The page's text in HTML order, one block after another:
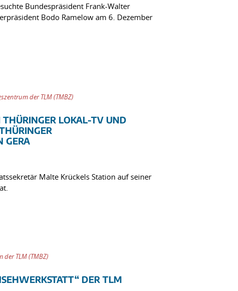
Bundespräsident Frank-Walter
Bodo Ramelow am 6. Dezember
der TLM (TMBZ)
THÜRINGER LOKAL-TV UND
GERA
Malte Krückels Station auf seiner
TLM (TMBZ)
DER TLM